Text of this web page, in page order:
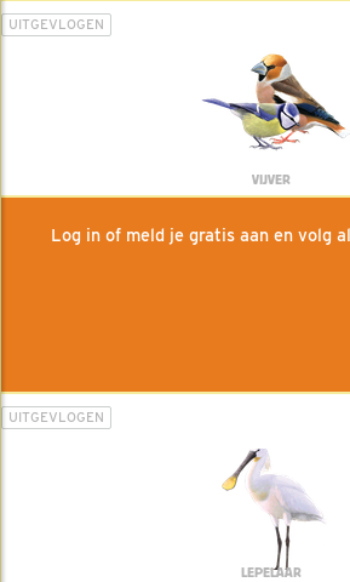
UITGEVLOGEN
VIJVER
Log in of meld je gratis aan en volg
UITGEVLOGEN
LEPELAAR